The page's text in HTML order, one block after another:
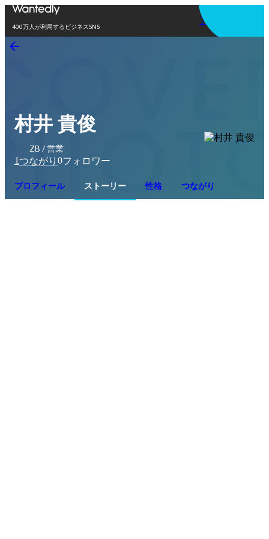
400万人が利用するビジネスSNS
アプリを使う
村井 貴俊
ZB / 営業
1つながり 0フォロワー
プロフィール ストーリー 性格 つながり